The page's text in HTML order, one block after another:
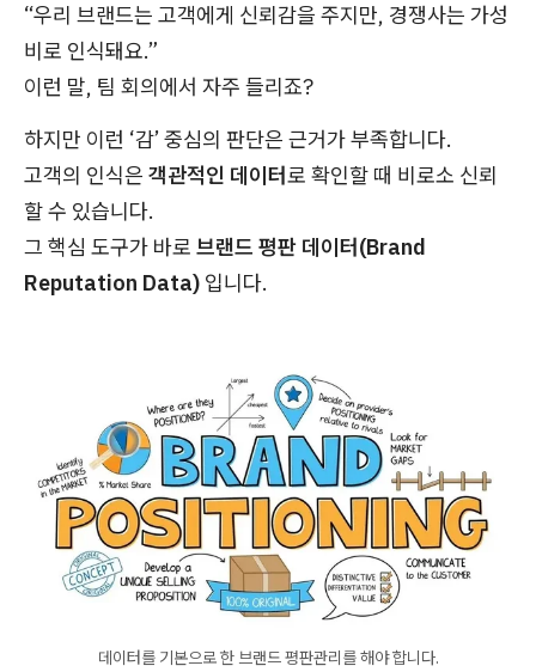
“우리 브랜드는 고객에게 신뢰감을 주지만, 경쟁사는 가성
비로 인식돼요.”
이런 말, 팀 회의에서 자주 들리죠?
하지만 이런 ‘감’ 중심의 판단은 근거가 부족합니다.
고객의 인식은 객관적인 데이터로 확인할 때 비로소 신뢰
할 수 있습니다.
그 핵심 도구가 바로 브랜드 평판 데이터(Brand
Reputation Data) 입니다.
데이터를 기본으로 한 브랜드 평판관리를 해야 합니다.